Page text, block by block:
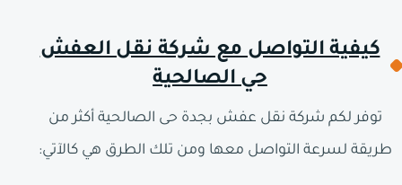
كيفية التواصل مع شركة نقل العفش
حي الصالحية
توفر لكم شركة نقل عفش بجدة حى الصالحية أكثر من
طريقة لسرعة التواصل معها ومن تلك الطرق هي كالآتي: